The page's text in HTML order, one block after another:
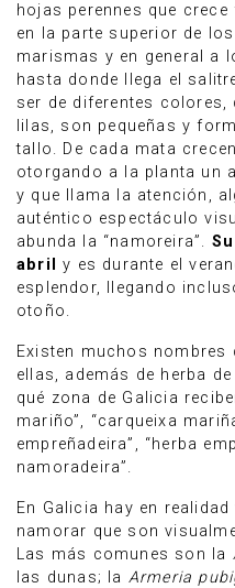
hojas perennes que
en la parte superior de
marismas y en general a
hasta donde llega el
ser de diferentes
lilas, son pequeñas y
tallo. De cada mata
otorgando a la planta un
y que llama la atención,
auténtico espectáculo
abunda la “namoreira”.
abril
y es durante el
esplendor, llegando
otoño.
Existen muchos nombres
ellas, además de herba
qué zona de Galicia
mariño”, “carqueixa
empreñadeira”, “herba
namoradeira”.
En Galicia hay en
namorar que son
Las más comunes son la
las dunas; la Armeria